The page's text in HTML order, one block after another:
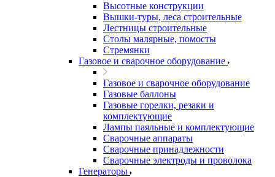
Высотные конструкции
Вышки-туры, леса строительные
Лестницы строительные
Столы малярные, помосты
Стремянки
Газовое и сварочное оборудование
Газовое и сварочное оборудование
Газовые баллоны
Газовые горелки, резаки и
комплектующие
Лампы паяльные и комплектующие
Сварочные аппараты
Сварочные принадлежности
Сварочные электроды и проволока
Генераторы